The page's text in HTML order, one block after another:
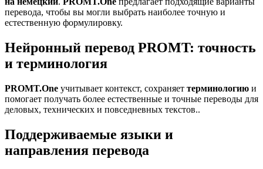
перевода, чтобы вы могли выбрать наиболее точную и
естественную формулировку.
Нейронный перевод PROMT: точность
и терминология
PROMT.One учитывает контекст, сохраняет терминологию и
помогает получать более естественные и точные переводы для
деловых, технических и повседневных текстов..
Поддерживаемые языки и
направления перевода